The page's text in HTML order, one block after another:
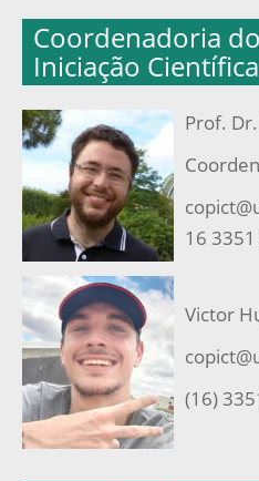
Coordenadoria
Iniciação
Prof.
16
Victor
(16)